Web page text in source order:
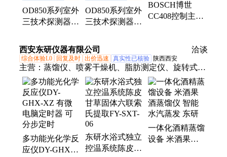
测器、博世总线制报警主机、对射红外探测器、中文
字符键盘、中文液晶键盘、红外传感器、总线报警主
OD850系列室外
三技术探测器可
出2秒至十分钟
OD850系列室外
三技术探测器
输出信号处理功
能
BOSCH博世
CC408控制主机
三种布防模式
西安东研仪器有限公司 洽谈
综合体验L0 回复及时 出价迅速 真实性已核验 陕西西安
主营： 蒸馏仪、喷雾干燥机、脂肪测定仪、旋转式光
化学反应仪、索氏提取器、微生物限度检测仪、二氧
化硫蒸馏仪、分子蒸馏仪
多功能光化学反
应仪DY-GHX-
东研水浴式独立
控温系统陈皮甘
一体化酒精蒸馏
设备 米酒果酒